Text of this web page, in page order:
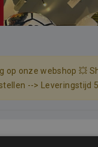
op onze webshop 💥
--> Leveringstijd